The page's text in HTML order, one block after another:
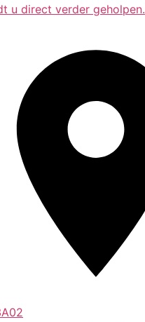
u direct verder geholpen.